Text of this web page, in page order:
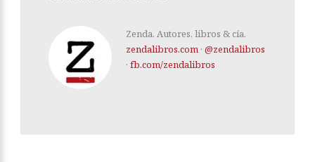
Zenda. Autores, libros & cía.
zendalibros.com · @zendalibros
· fb.com/zendalibros